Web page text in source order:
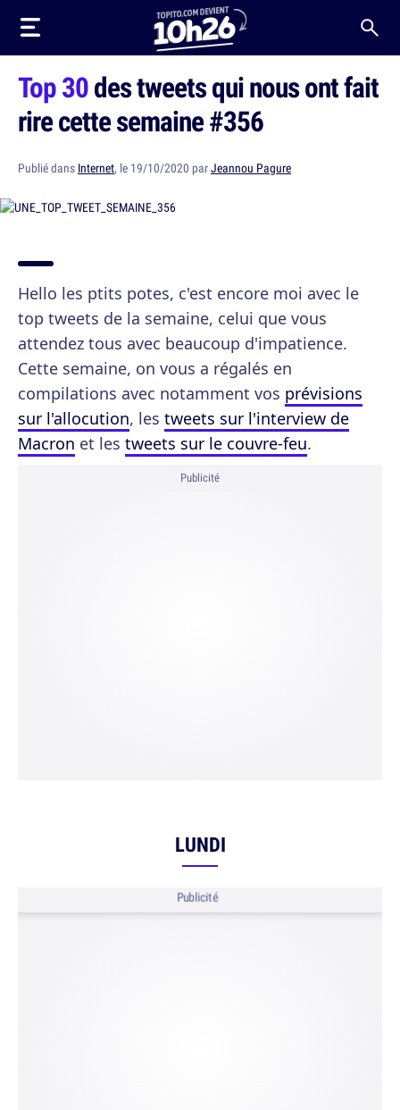
Top 30des tweets qui nous ont fait
rire cette semaine #356
Publié dans Internet, le 19/10/2020 parJeannou Pagure
Hello les ptits potes, c'est encore moi avec le
top tweets de la semaine, celui que vous
attendez tous avec beaucoup d'impatience.
Cette semaine, on vous a régalés en
compilations avec notamment vos prévisions
sur l'allocution, les tweets sur l'interview de
Macron et les tweets sur le couvre-feu.
Publicité
LUNDI
Publicité